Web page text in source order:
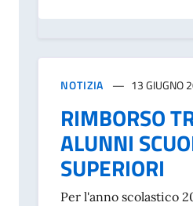
NOTIZIA 13 GIUGNO
RIMBORSO
ALUNNI
SUPERIORI
Per l'anno scolastico